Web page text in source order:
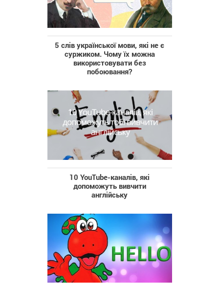
5 слів української мови, які не є
суржиком. Чому їх можна
використовувати без
побоювання?
10 YouTube-каналів, які
допоможуть вивчити
англійську